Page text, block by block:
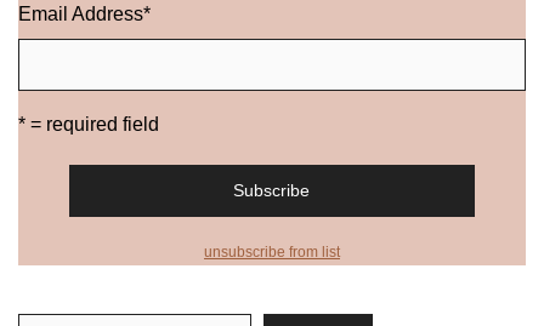
Email Address*
* = required field
unsubscribe from list